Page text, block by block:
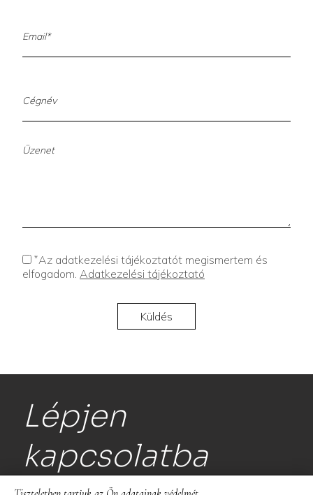
*Az adatkezelési tájékoztatót megismertem és
elfogadom. Adatkezelési tájékoztató
Lépjen
kapcsolatba